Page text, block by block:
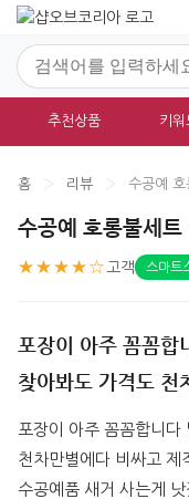
추천상품 키
홈 › 리뷰 › 수공예
수공예 호롱불세
★★★★☆ 고객 스마트
포장이 아주 꼼꼼합
찾아봐도 가격도 천
포장이 아주 꼼꼼합니다
천차만별에다 비싸고 제
수공예품 새거 사는게